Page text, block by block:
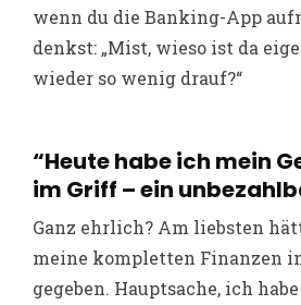
wenn du die Banking-App
denkst: „Mist, wieso ist da
wieder so wenig drauf?“
“Heute habe ich mein
im Griff – ein
Ganz ehrlich? Am liebsten
meine kompletten Finanzen
gegeben. Hauptsache, ich